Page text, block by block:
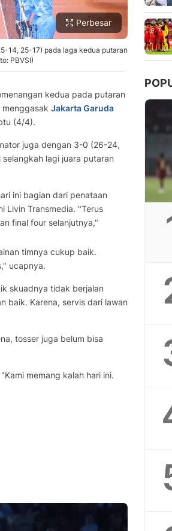
Perbesar
14, 25-17) pada laga kedua putaran
PBVSI)
kedua pada putaran
Jakarta Garuda
(4/4).
juga dengan 3-0 (26-24,
lagi juara putaran
ini bagian dari penataan
Livin Transmedia. "Terus
final four selanjutnya,"
timnya cukup baik.
ucapnya.
skuadnya tidak berjalan
baik. Karena, servis dari lawan
tosser juga belum bisa
memang kalah hari ini.